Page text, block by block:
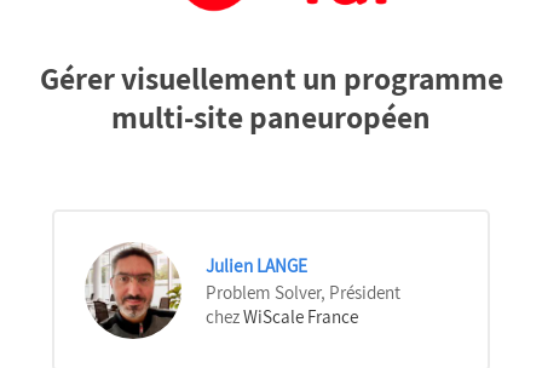
Gérer visuellement un programme
multi-site paneuropéen
Julien LANGE
Problem Solver, Président
chezWiScale France